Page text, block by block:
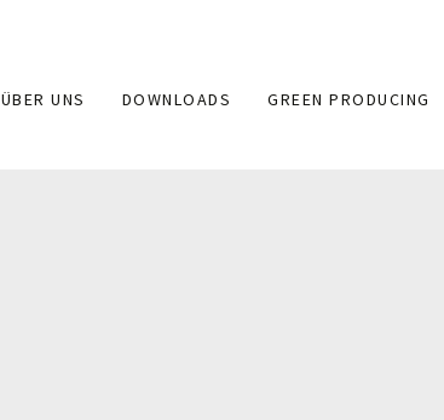
ÜBER UNS DOWNLOADS GREEN PRODUCING